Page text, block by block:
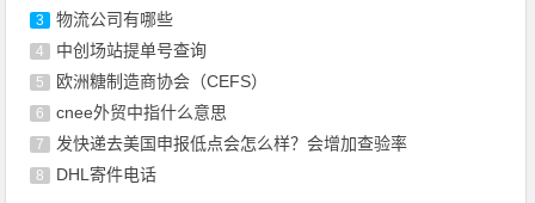
3 物流公司有哪些
4 中创场站提单号查询
5 欧洲糖制造商协会（CEFS）
6 cnee外贸中指什么意思
7 发快递去美国申报低点会怎么样？会增加查验率
8 DHL寄件电话